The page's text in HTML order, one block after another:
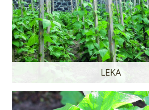
LEKA